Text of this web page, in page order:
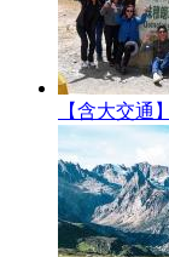
【含大交通